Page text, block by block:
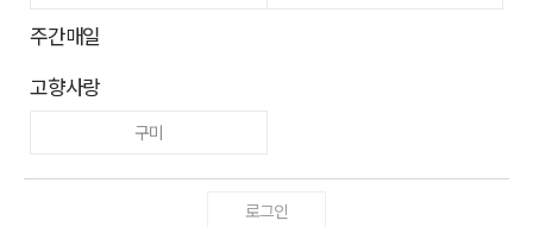
주간매일
고향사랑
구미
로그인